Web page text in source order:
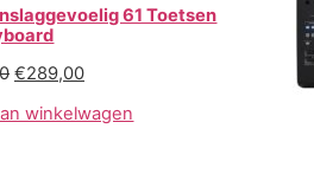
61 Toetsen
€289,00
winkelwagen